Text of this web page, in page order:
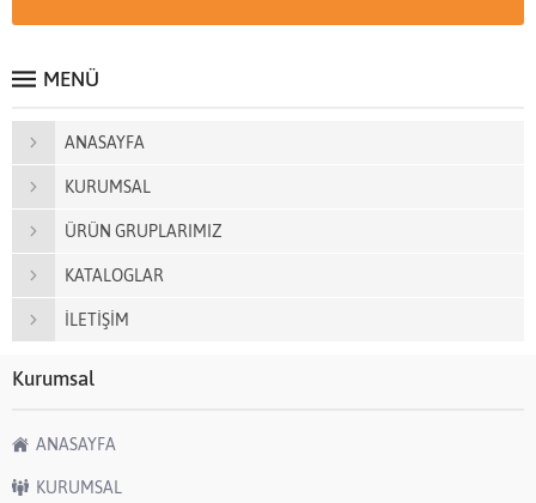
MENÜ
ANASAYFA
KURUMSAL
ÜRÜN GRUPLARIMIZ
KATALOGLAR
İLETİŞİM
Kurumsal
ANASAYFA
KURUMSAL